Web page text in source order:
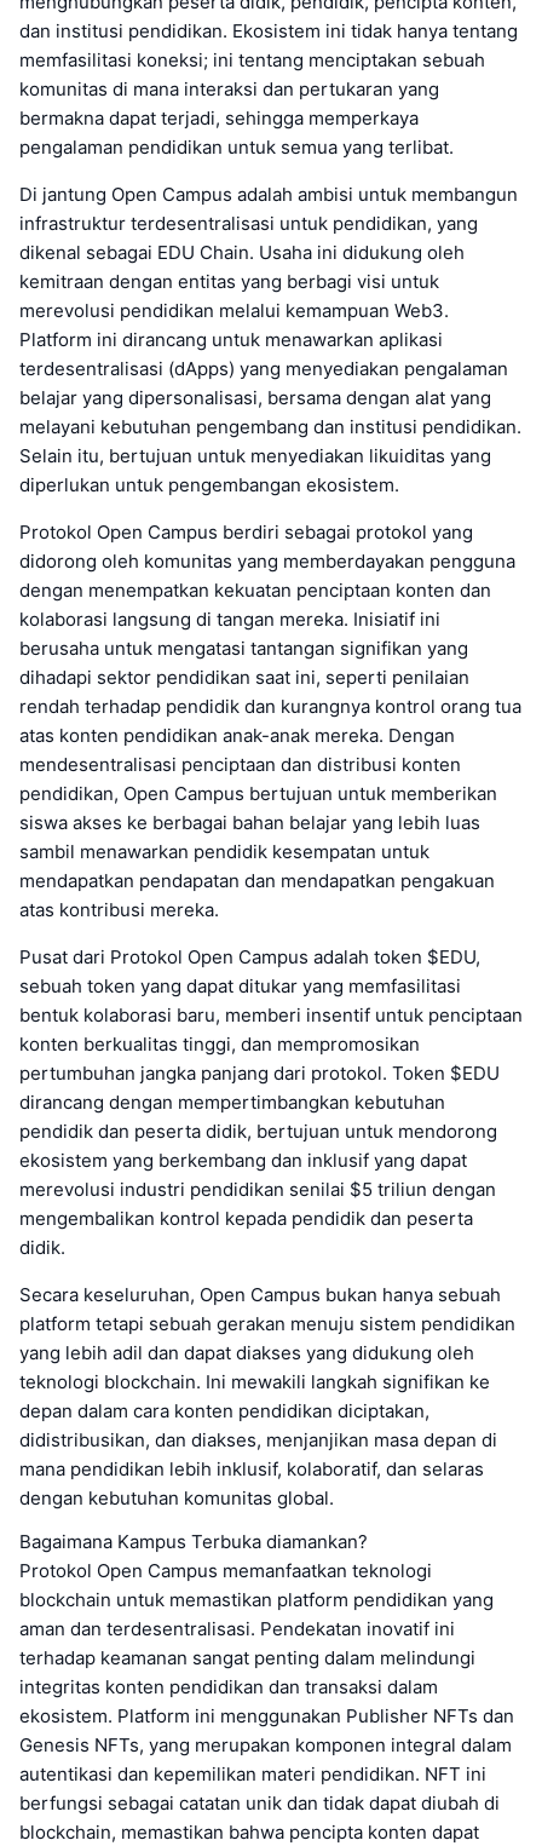
dan institusi pendidikan. Ekosistem ini tidak hanya tentang
memfasilitasi koneksi; ini tentang menciptakan sebuah
komunitas di mana interaksi dan pertukaran yang
bermakna dapat terjadi, sehingga memperkaya
pengalaman pendidikan untuk semua yang terlibat.
Di jantung Open Campus adalah ambisi untuk membangun
infrastruktur terdesentralisasi untuk pendidikan, yang
dikenal sebagai EDU Chain. Usaha ini didukung oleh
kemitraan dengan entitas yang berbagi visi untuk
merevolusi pendidikan melalui kemampuan Web3.
Platform ini dirancang untuk menawarkan aplikasi
terdesentralisasi (dApps) yang menyediakan pengalaman
belajar yang dipersonalisasi, bersama dengan alat yang
melayani kebutuhan pengembang dan institusi pendidikan.
Selain itu, bertujuan untuk menyediakan likuiditas yang
diperlukan untuk pengembangan ekosistem.
Protokol Open Campus berdiri sebagai protokol yang
didorong oleh komunitas yang memberdayakan pengguna
dengan menempatkan kekuatan penciptaan konten dan
kolaborasi langsung di tangan mereka. Inisiatif ini
berusaha untuk mengatasi tantangan signifikan yang
dihadapi sektor pendidikan saat ini, seperti penilaian
rendah terhadap pendidik dan kurangnya kontrol orang tua
atas konten pendidikan anak-anak mereka. Dengan
mendesentralisasi penciptaan dan distribusi konten
pendidikan, Open Campus bertujuan untuk memberikan
siswa akses ke berbagai bahan belajar yang lebih luas
sambil menawarkan pendidik kesempatan untuk
mendapatkan pendapatan dan mendapatkan pengakuan
atas kontribusi mereka.
Pusat dari Protokol Open Campus adalah token $EDU,
sebuah token yang dapat ditukar yang memfasilitasi
bentuk kolaborasi baru, memberi insentif untuk penciptaan
konten berkualitas tinggi, dan mempromosikan
pertumbuhan jangka panjang dari protokol. Token $EDU
dirancang dengan mempertimbangkan kebutuhan
pendidik dan peserta didik, bertujuan untuk mendorong
ekosistem yang berkembang dan inklusif yang dapat
merevolusi industri pendidikan senilai $5 triliun dengan
mengembalikan kontrol kepada pendidik dan peserta
didik.
Secara keseluruhan, Open Campus bukan hanya sebuah
platform tetapi sebuah gerakan menuju sistem pendidikan
yang lebih adil dan dapat diakses yang didukung oleh
teknologi blockchain. Ini mewakili langkah signifikan ke
depan dalam cara konten pendidikan diciptakan,
didistribusikan, dan diakses, menjanjikan masa depan di
mana pendidikan lebih inklusif, kolaboratif, dan selaras
dengan kebutuhan komunitas global.
Bagaimana Kampus Terbuka diamankan?
Protokol Open Campus memanfaatkan teknologi
blockchain untuk memastikan platform pendidikan yang
aman dan terdesentralisasi. Pendekatan inovatif ini
terhadap keamanan sangat penting dalam melindungi
integritas konten pendidikan dan transaksi dalam
ekosistem. Platform ini menggunakan Publisher NFTs dan
Genesis NFTs, yang merupakan komponen integral dalam
autentikasi dan kepemilikan materi pendidikan. NFT ini
berfungsi sebagai catatan unik dan tidak dapat diubah di
blockchain, memastikan bahwa pencipta konten dapat